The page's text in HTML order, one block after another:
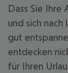
Dass Sie Ihre
und sich
gut
entdecken
für Ihren